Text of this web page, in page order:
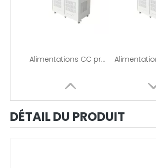
Alimentations CC programmables-EMAX
DÉTAIL DU PRODUIT